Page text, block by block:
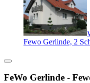
Fewo Gerlinde, 2
FeWo Gerlinde -